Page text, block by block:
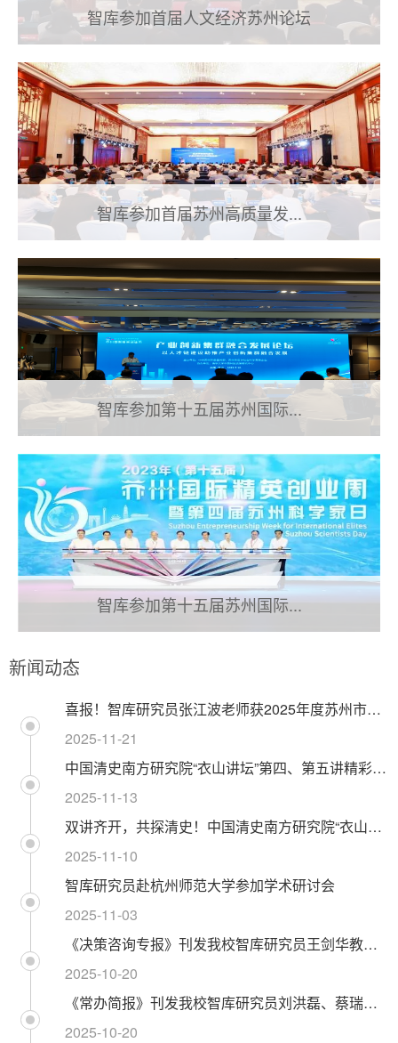
智库参加首届人文经济苏州论坛
智库参加首届苏州高质量发...
智库参加第十五届苏州国际...
智库参加第十五届苏州国际...
新闻动态
喜报！智库研究员张江波老师获2025年度苏州市新型智库研究专著出版资助立项
2025-11-21
中国清史南方研究院“衣山讲坛”第四、第五讲精彩开讲
2025-11-13
双讲齐开，共探清史！中国清史南方研究院“衣山讲坛”再添新篇！
2025-11-10
智库研究员赴杭州师范大学参加学术研讨会
2025-11-03
《决策咨询专报》刊发我校智库研究员王剑华教授文章
2025-10-20
《常办简报》刊发我校智库研究员刘洪磊、蔡瑞林、吴倩文章
2025-10-20